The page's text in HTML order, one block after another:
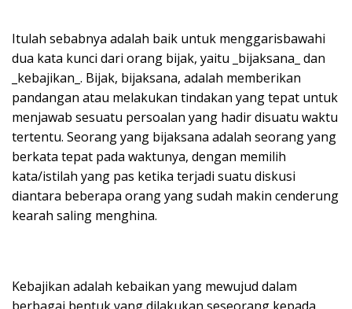
Itulah sebabnya adalah baik untuk menggarisbawahi
dua kata kunci dari orang bijak, yaitu _bijaksana_ dan
_kebajikan_. Bijak, bijaksana, adalah memberikan
pandangan atau melakukan tindakan yang tepat untuk
menjawab sesuatu persoalan yang hadir disuatu waktu
tertentu. Seorang yang bijaksana adalah seorang yang
berkata tepat pada waktunya, dengan memilih
kata/istilah yang pas ketika terjadi suatu diskusi
diantara beberapa orang yang sudah makin cenderung
kearah saling menghina.
Kebajikan adalah kebaikan yang mewujud dalam